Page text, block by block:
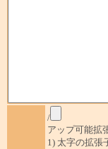
/
アップ可能拡
1) 太字の拡張